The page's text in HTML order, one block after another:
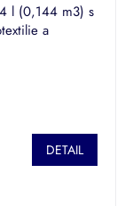
l (0,144 m3) s
a
DETAIL